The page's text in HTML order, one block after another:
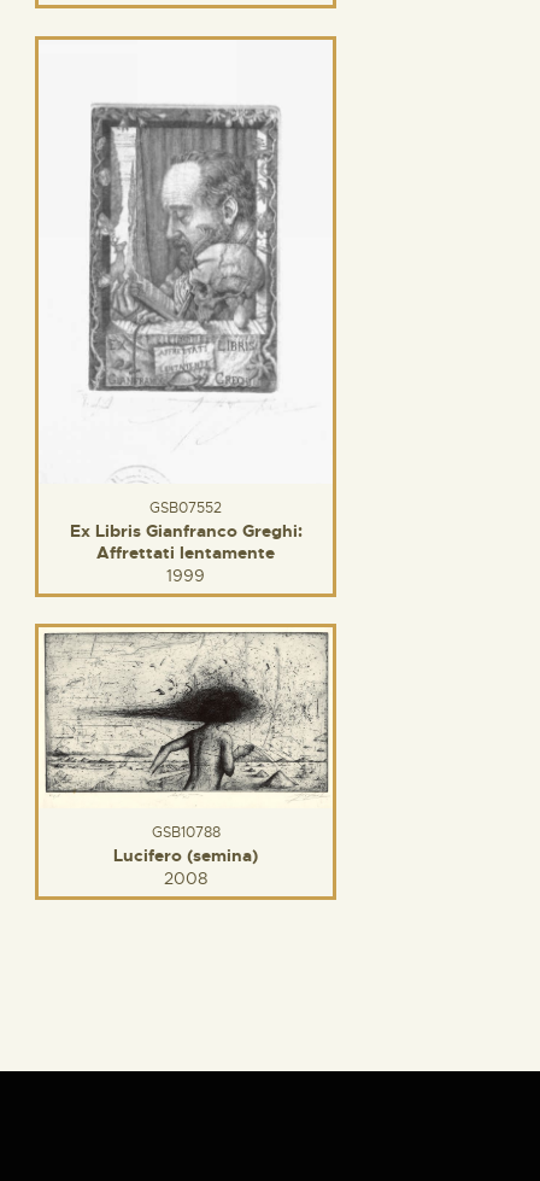
GSB07552
Ex Libris Gianfranco Greghi:
Affrettati lentamente
1999
GSB10788
Lucifero (semina)
2008